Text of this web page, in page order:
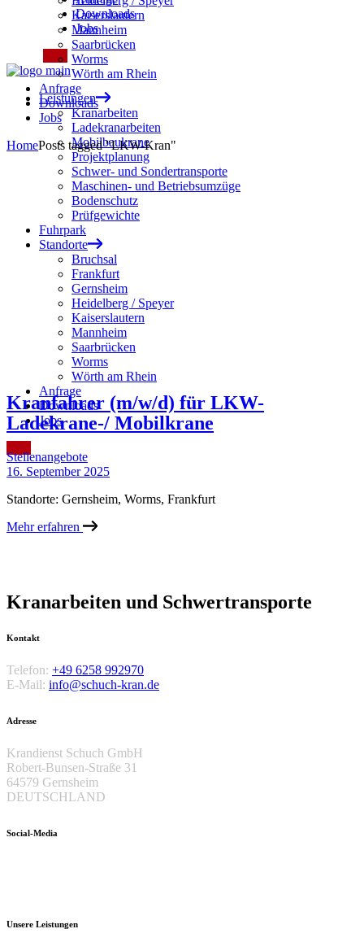
Downloads
Jobs
Leistungen
Kranarbeiten
Ladekranarbeiten
Mobilbaukrane
Projektplanung
Schwer- und Sondertransporte
Maschinen- und Betriebsumzüge
Bodenschutz
Prüfgewichte
Fuhrpark
Standorte
Bruchsal
Frankfurt
Gernsheim
Heidelberg / Speyer
Kaiserslautern
Mannheim
Saarbrücken
Worms
Wörth am Rhein
Anfrage
Downloads
Jobs
Kaiserslautern
Mannheim
Saarbrücken
Worms
Wörth am Rhein
Anfrage
Downloads
Jobs
HomePosts tagged "LKW-Kran"
Kranfahrer (m/w/d) für LKW-
Ladekrane-/ Mobilkrane
Stellenangebote
16. September 2025
Standorte: Gernsheim, Worms, Frankfurt
Mehr erfahren
Kran­arbeiten und Schwer­­transporte
Kontakt
Telefon: +49 6258 992970
E-Mail: info@schuch-kran.de
Adresse
Krandienst Schuch GmbH
Robert-Bunsen-Straße 31
64579 Gernsheim
DEUTSCHLAND
Social-Media
Unsere Leistungen